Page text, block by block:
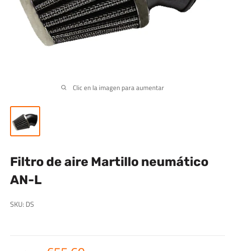
Clic en la imagen para aumentar
Filtro de aire Martillo neumático
AN-L
SKU: DS